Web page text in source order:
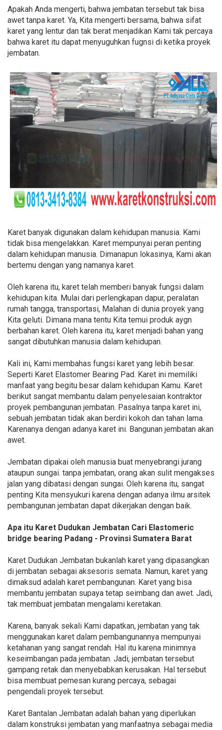
Apakah Anda mengerti, bahwa jembatan tersebut tak bisa
awet tanpa karet. Ya, Kita mengerti bersama, bahwa sifat
karet yang lentur dan tak berat menjadikan Kami tak percaya
bahwa karet itu dapat menyuguhkan fugnsi di ketika proyek
jembatan.
Karet banyak digunakan dalam kehidupan manusia. Kami
tidak bisa mengelakkan. Karet mempunyai peran penting
dalam kehidupan manusia. Dimanapun lokasinya, Kami akan
bertemu dengan yang namanya karet.
Oleh karena itu, karet telah memberi banyak fungsi dalam
kehidupan kita. Mulai dari perlengkapan dapur, peralatan
rumah tangga, transportasi, Malahan di dunia proyek yang
Kita geluti. Dimana mana tentu Kita temui produk aygn
berbahan karet. Oleh karena itu, karet menjadi bahan yang
sangat dibutuhkan manusia dalam kehidupan.
Kali ini, Kami membahas fungsi karet yang lebih besar.
Seperti Karet Elastomer Bearing Pad. Karet ini memiliki
manfaat yang begitu besar dalam kehidupan Kamu. Karet
berikut sangat membantu dalam penyelesaian kontraktor
proyek pembangunan jembatan. Pasalnya tanpa karet ini,
sebuah jembatan tidak akan berdiri kokoh dan tahan lama.
Karenanya dengan adanya karet ini. Bangunan jembatan akan
awet.
Jembatan dipakai oleh manusia buat menyebrangi jurang
ataupun sungai. tanpa jembatan, orang akan sulit mengakses
jalan yang dibatasi dengan sungai. Oleh karena itu, sangat
penting Kita mensyukuri karena dengan adanya ilmu arsitek
pembangunan jembatan dapat dikerjakan dengan baik.
Apa itu Karet Dudukan Jembatan Cari Elastomeric
bridge bearing Padang - Provinsi Sumatera Barat
Karet Dudukan Jembatan bukanlah karet yang dipasangkan
di jembatan sebagai aksesoris semata. Namun, karet yang
dimaksud adalah karet pembangunan. Karet yang bisa
membantu jembatan supaya tetap seimbang dan awet. Jadi,
tak membuat jembatan mengalami keretakan.
Karena, banyak sekali Kami dapatkan, jembatan yang tak
menggunakan karet dalam pembangunannya mempunyai
ketahanan yang sangat rendah. Hal itu karena minimnya
keseimbangan pada jembatan. Jadi, jembatan tersebut
gampang retak dan menyebabkan kerusakan. Hal tersebut
bisa membuat pemesan kurang percaya, sebagai
pengendali proyek tersebut.
Karet Bantalan Jembatan adalah bahan yang diperlukan
dalam konstruksi jembatan yang manfaatnya sebagai media